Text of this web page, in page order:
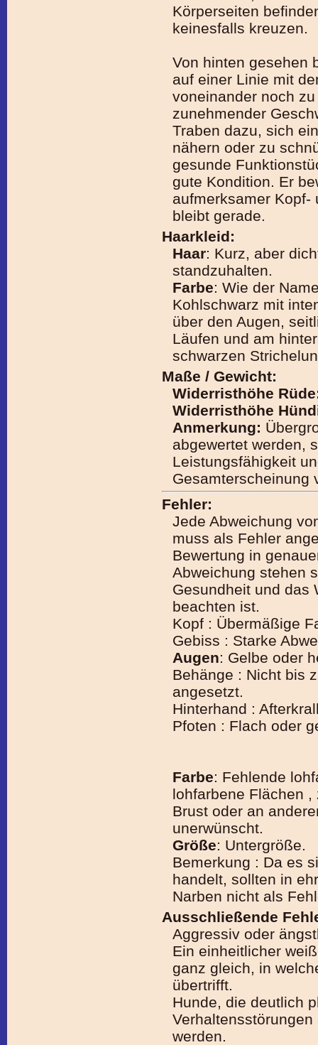
Körperseiten
keinesfalls kreuzen.
Von hinten gesehen
auf einer Linie mit
voneinander noch
zunehmender
Traben dazu, sich
nähern oder zu
gesunde
gute Kondition. Er
aufmerksamer Kopf-
bleibt gerade.
Haarkleid:
Haar: Kurz, aber
standzuhalten.
Farbe: Wie der
Kohlschwarz mit
über den Augen,
Läufen und am
schwarzen
Maße / Gewicht:
Widerristhöhe
Widerristhöhe
Anmerkung:
abgewertet werden,
Leistungsfähigkeit
Gesamterscheinung
Fehler:
Jede Abweichung
muss als Fehler
Bewertung in
Abweichung stehen
Gesundheit und das
beachten ist.
Kopf : Übermäßige
Gebiss : Starke
Augen: Gelbe oder
Behänge : Nicht bis
angesetzt.
Hinterhand :
Pfoten : Flach oder
Farbe: Fehlende
lohfarbene Flächen
Brust oder an
unerwünscht.
Größe: Untergröße.
Bemerkung : Da es
handelt, sollten in
Narben nicht als
Ausschließende
Aggressiv oder
Ein einheitlicher
ganz gleich, in
übertrifft.
Hunde, die deutlich
werden.